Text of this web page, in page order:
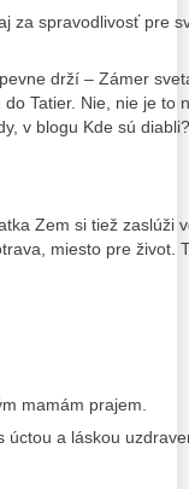
za spravodlivosť pre
drží – Zámer
Tatier. Nie, nie je to
v blogu Kde sú
Zem si tiež zaslúži
miesto pre život.
mamám prajem.
úctou a láskou